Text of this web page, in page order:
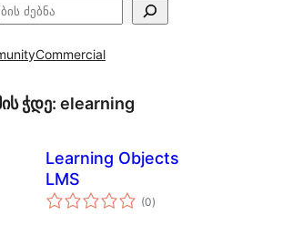
Commercial
ჭდე: elearning
Learning Objects
LMS
(0საერთო
რეიტინგი
)